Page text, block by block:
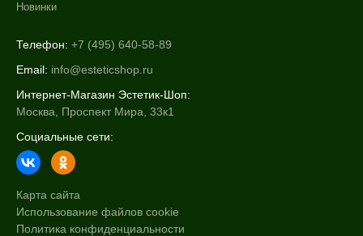
Новинки
Телефон: +7 (495) 640-58-89
Email: info@esteticshop.ru
Интернет-Магазин Эстетик-Шоп:
Москва, Проспект Мира, 33к1
Социальные сети:
Карта сайта
Использование файлов cookie
Политика конфиденциальности